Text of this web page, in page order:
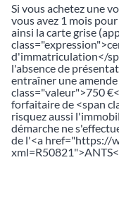
Si vous achetez une
vous avez 1 mois
ainsi la carte grise
d'immatriculation</
l'absence de
entraîner une
class="valeur">750
forfaitaire de <span
risquez aussi
démarche ne
de l'<a href="https://